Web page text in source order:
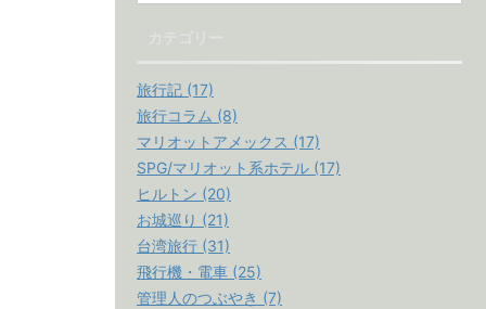
旅行記 (17)
旅行コラム (8)
マリオットアメックス (17)
SPG/マリオット系ホテル (17)
ヒルトン (20)
お城巡り (21)
台湾旅行 (31)
飛行機・電車 (25)
管理人のつぶやき (7)